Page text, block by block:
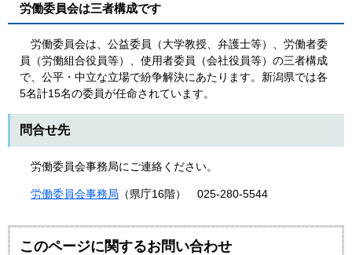
労働委員会は三者構成です
労働委員会は、公益委員（大学教授、弁護士等）、労働者委
員（労働組合役員等）、使用者委員（会社役員等）の三者構成
で、公平・中立な立場で紛争解決にあたります。新潟県では各
5名計15名の委員が任命されています。
問合せ先
労働委員会事務局にご連絡ください。
労働委員会事務局 （県庁16階） 025-280-5544
このページに関するお問い合わせ